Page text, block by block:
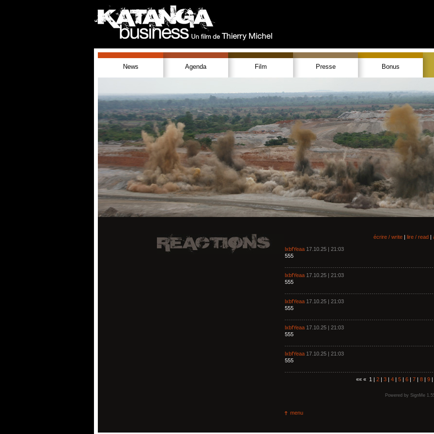
News Agenda Film Presse Bonus
écrire / write | lire / read |
lxbfYeaa 17.10.25 | 21:03
555
lxbfYeaa 17.10.25 | 21:03
555
lxbfYeaa 17.10.25 | 21:03
555
lxbfYeaa 17.10.25 | 21:03
555
lxbfYeaa 17.10.25 | 21:03
555
«« « 1 | 2| 3| 4| 5| 6| 7| 8| 9|
Powered by SignMe
menu